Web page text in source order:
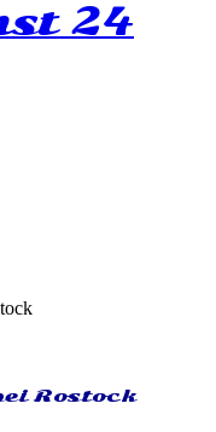
24
Rostock